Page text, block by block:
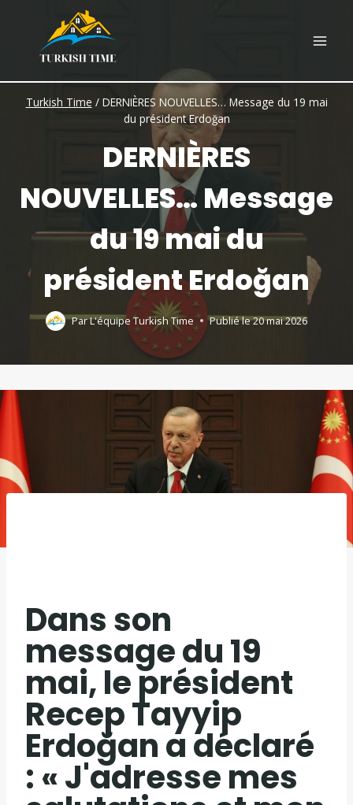
content
Turkish Time / DERNIÈRES NOUVELLES… Message du 19 mai
du président Erdoğan
DERNIÈRES
NOUVELLES… Message
du 19 mai du
président Erdoğan
ParL'équipe Turkish Time Publié le20 mai 2026
Dans son
message du 19
mai, le président
Recep Tayyip
Erdoğan a déclaré
: « J'adresse mes